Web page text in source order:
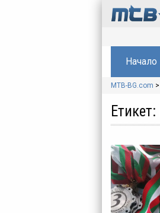
Начало
MTB-BG.com >
Етикет: